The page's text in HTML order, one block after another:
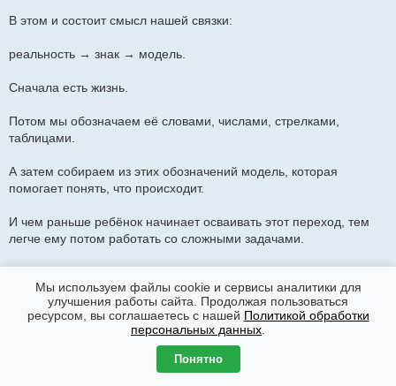
В этом и состоит смысл нашей связки:
реальность → знак → модель.
Сначала есть жизнь.
Потом мы обозначаем её словами, числами, стрелками,
таблицами.
А затем собираем из этих обозначений модель, которая
помогает понять, что происходит.
И чем раньше ребёнок начинает осваивать этот переход, тем
легче ему потом работать со сложными задачами.
Он умеет остановиться и спросить:
Мы используем файлы cookie и сервисы аналитики для
улучшения работы сайта. Продолжая пользоваться
ресурсом, вы соглашаетесь с нашей Политикой обработки
персональных данных
Понятно